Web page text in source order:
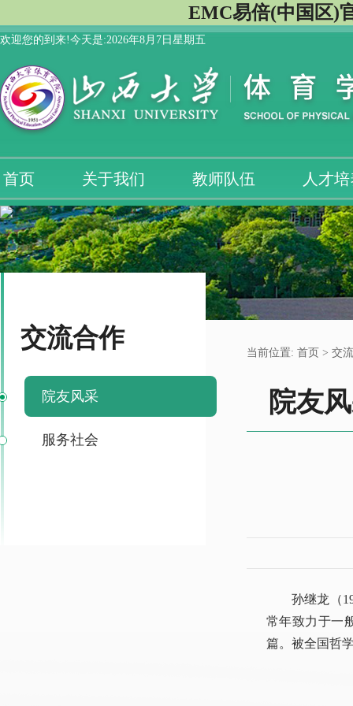
EMC易倍(中国区)
欢迎您的到来!今天是:2026年8月7日星期五
首页 关于我们 教师队伍 人才
交流合作
院友风采
服务社会
当前位置: 首页 > 交
院友
孙继龙（
常年致力于一
篇。被全国哲